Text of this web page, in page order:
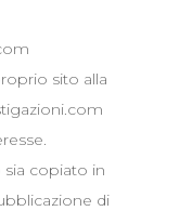
sito alla
sia copiato in
di